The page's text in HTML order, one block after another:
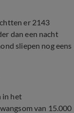
er 2143
dan een nacht
sliepen nog eens
in het
van 15.000